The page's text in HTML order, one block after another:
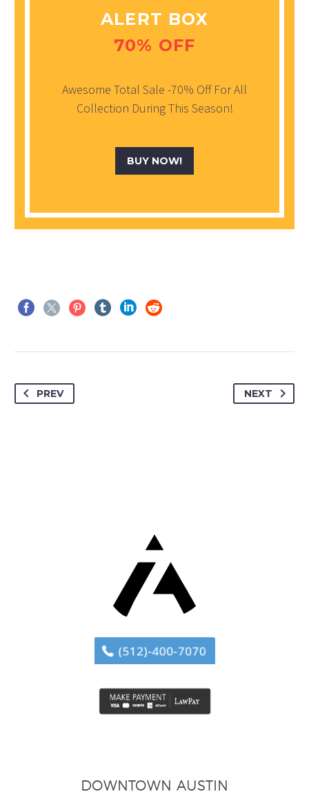
ALERT BOX
70% OFF
Awesome Total Sale -70% Off For All
Collection During This Season!
BUY NOW!
PREV NEXT
DOWNTOWN AUSTIN